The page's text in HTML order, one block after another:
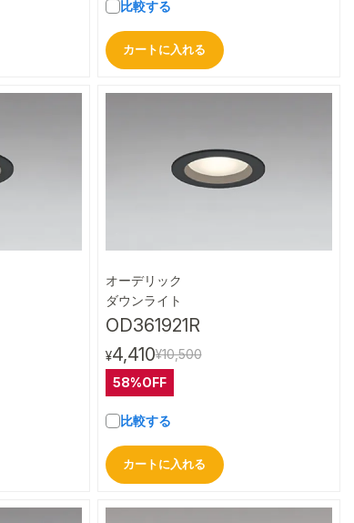
比較する
カートに入れる
オーデリック
ダウンライト
OD361921R
¥4,410¥10,500
58%OFF
比較する
カートに入れる